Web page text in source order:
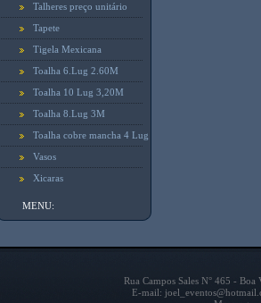
Talheres preço unitário
Tapete
Tigela Mexicana
Toalha 6.Lug 2.60M
Toalha 10 Lug 3,20M
Toalha 8.Lug 3M
Toalha cobre mancha 4 Lug
Vasos
Xicaras
MENU:
Rua Campos Sales N° 465 -
E-mail: